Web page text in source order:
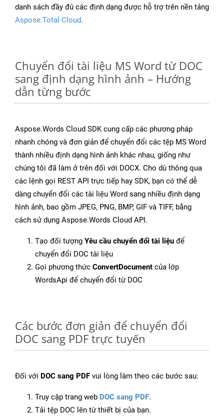
danh sách đầy đủ các định dạng được hỗ trợ trên nền tảng
Aspose.Total Cloud.
Chuyển đổi tài liệu MS Word từ DOC
sang định dạng hình ảnh – Hướng
dẫn từng bước
Aspose.Words Cloud SDK cung cấp các phương pháp
nhanh chóng và đơn giản để chuyển đổi các tệp MS Word
thành nhiều định dạng hình ảnh khác nhau, giống như
chúng tôi đã làm ở trên đối với DOCX. Cho dù thông qua
các lệnh gọi REST API trực tiếp hay SDK, bạn có thể dễ
dàng chuyển đổi các tài liệu Word sang nhiều định dạng
hình ảnh, bao gồm JPEG, PNG, BMP, GIF và TIFF, bằng
cách sử dụng Aspose.Words Cloud API.
Tạo đối tượng Yêu cầu chuyển đổi tài liệu để
chuyển đổi DOC tài liệu
Gọi phương thức ConvertDocument của lớp
WordsApi để chuyển đổi từ DOC
Các bước đơn giản để chuyển đổi
DOC sang PDF trực tuyến
Đối với DOC sang PDF vui lòng làm theo các bước sau:
Truy cập trang web DOC sang PDF.
Tải tệp DOC lên từ thiết bị của bạn.